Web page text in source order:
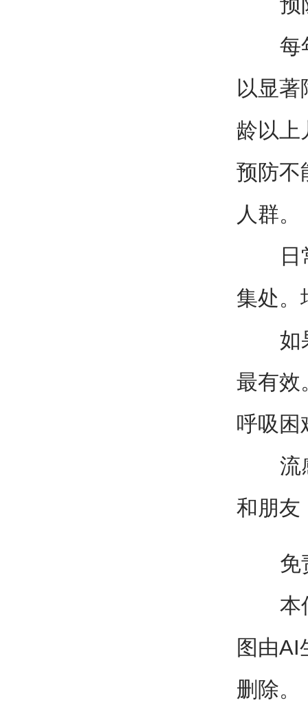
每年
以显
龄以上
预防不
人群。
日常
集处。
如果
最有效
呼吸困
流感
和朋友
免
本信
图由AI
删除。